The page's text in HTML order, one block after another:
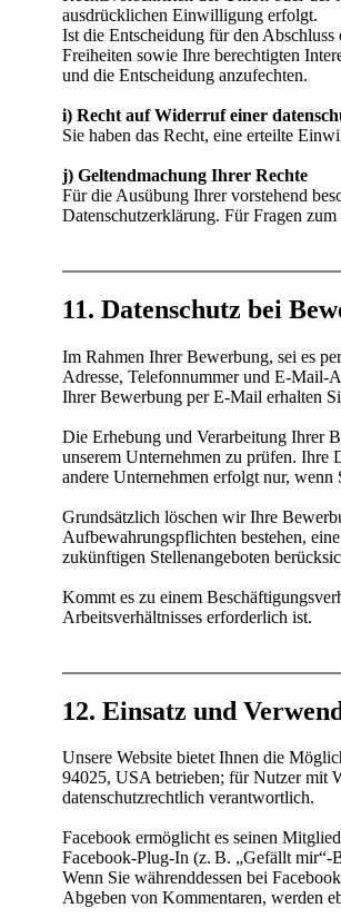
ausdrücklichen Einwilligung erfolgt.
Ist die Entscheidung für den
Freiheiten sowie Ihre berechtigten
und die Entscheidung anzufechten.
i) Recht auf Widerruf einer
Sie haben das Recht, eine erteilte
j) Geltendmachung Ihrer Rechte
Für die Ausübung Ihrer vorstehend
Datenschutzerklärung. Für Fragen
11. Datenschutz bei
Im Rahmen Ihrer Bewerbung, sei es
Adresse, Telefonnummer und E-Mail-
Ihrer Bewerbung per E-Mail erhalten
Die Erhebung und Verarbeitung Ihrer
unserem Unternehmen zu prüfen. Ihre
andere Unternehmen erfolgt nur,
Grundsätzlich löschen wir Ihre
Aufbewahrungspflichten bestehen,
zukünftigen Stellenangeboten
Kommt es zu einem
Arbeitsverhältnisses erforderlich ist.
12. Einsatz und
Unsere Website bietet Ihnen die
94025, USA betrieben; für Nutzer mit
datenschutzrechtlich verantwortlich.
Facebook ermöglicht es seinen
Facebook-Plug-In (z. B. „Gefällt mir“-
Wenn Sie währenddessen bei
Abgeben von Kommentaren, werden